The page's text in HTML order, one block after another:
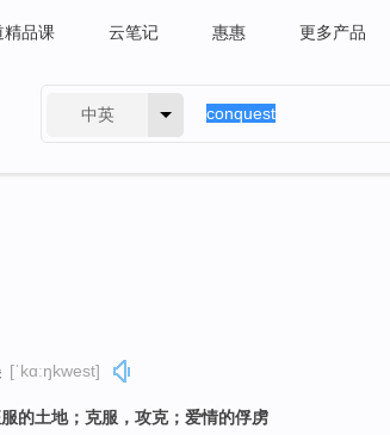
精品课 云笔记 惠惠 更多产品
中英
[ˈkɑːŋkwest]
的土地；克服，攻克；爱情的俘虏